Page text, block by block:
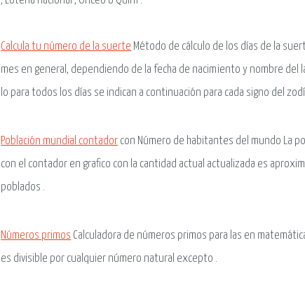
Calcula tu número de la suerte Método de cálculo de los días de la
mes en general, dependiendo de la fecha de nacimiento y nombre del
lo para todos los días se indican a continuación para cada signo del
Población mundial contador con Número de habitantes del mundo La
con el contador en grafico con la cantidad actual actualizada es
poblados .
Números primos Calculadora de números primos para las en
es divisible por cualquier número natural excepto .